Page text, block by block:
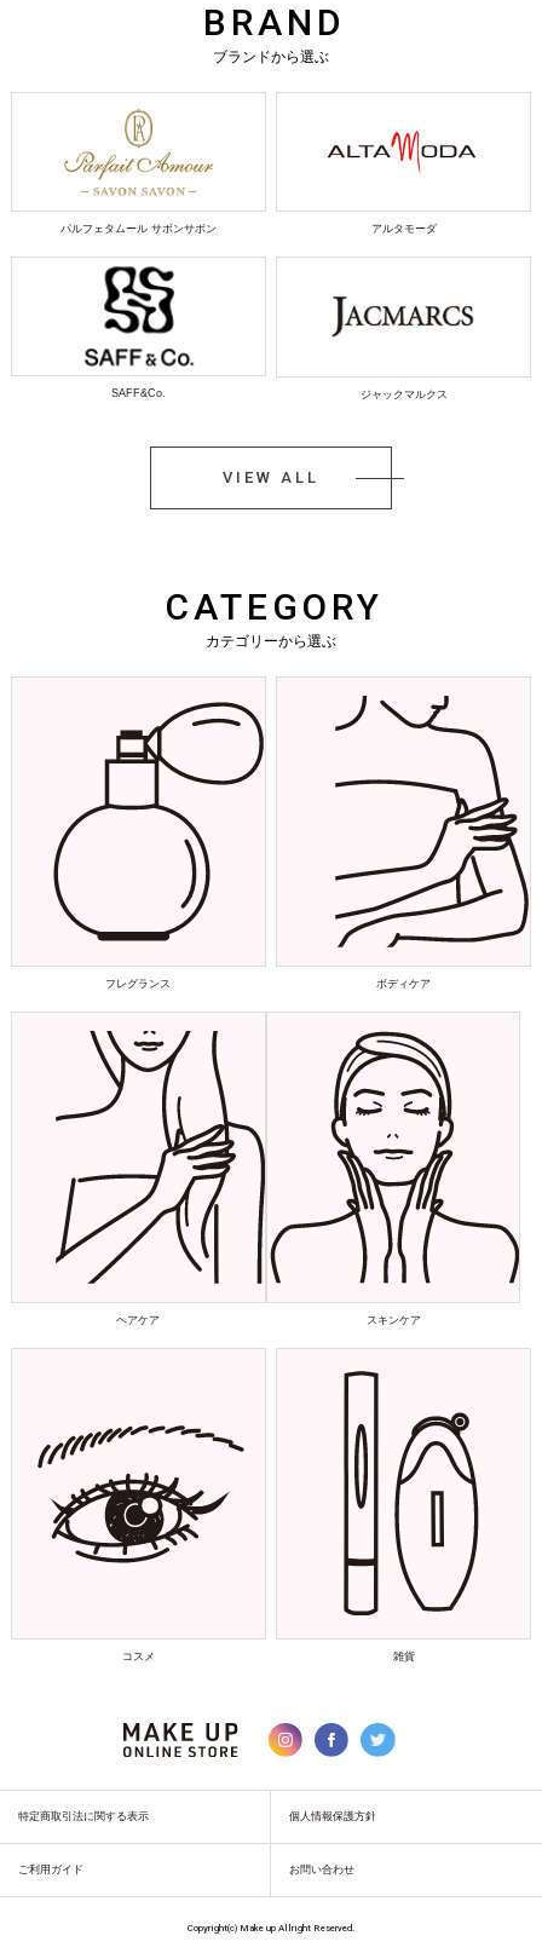
BRAND
ブランドから選ぶ
パルフェタムール サボンサボン アルタモーダ
SAFF&Co. ジャックマルクス
VIEW ALL
CATEGORY
カテゴリーから選ぶ
フレグランス ボディケア
ヘアケア スキンケア
コスメ 雑貨
特定商取引法に関する表示 個人情報保護方針
ご利用ガイド お問い合わせ
Copyright(c) Make up Allright Reserved.